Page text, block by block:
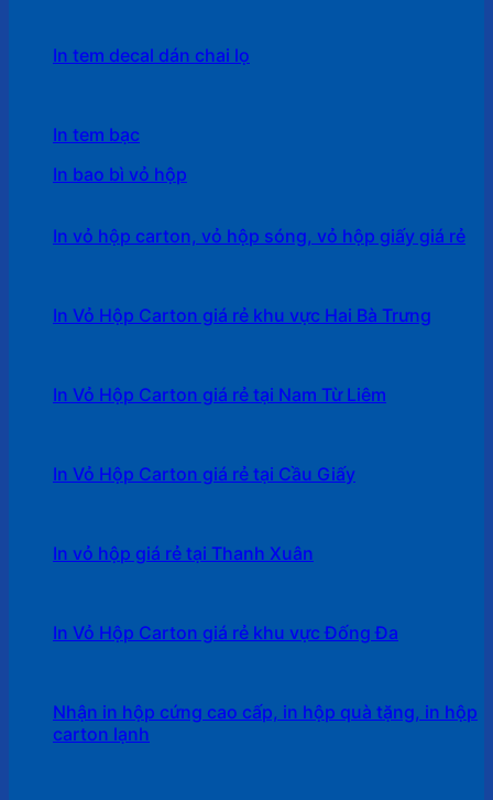
In tem decal dán chai lọ
In tem bạc
In bao bì vỏ hộp
In vỏ hộp carton, vỏ hộp sóng, vỏ hộp giấy giá rẻ
In Vỏ Hộp Carton giá rẻ khu vực Hai Bà Trưng
In Vỏ Hộp Carton giá rẻ tại Nam Từ Liêm
In Vỏ Hộp Carton giá rẻ tại Cầu Giấy
In vỏ hộp giá rẻ tại Thanh Xuân
In Vỏ Hộp Carton giá rẻ khu vực Đống Đa
Nhận in hộp cứng cao cấp, in hộp quà tặng, in hộp
carton lạnh